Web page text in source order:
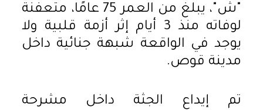
"ش"، يبلغ من العمر 75 عامًا، متعفنة
لوفاته منذ 3 أيام إثر أزمة قلبية ولا
يوجد في الواقعة شبهة جنائية داخل
مدينة قوص.
تم إيداع الجثة داخل مشرحة